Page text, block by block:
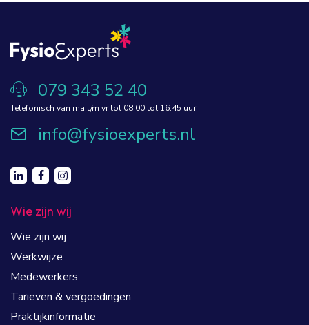
079 343 52 40
Telefonisch van ma t/m vr tot 08:00 tot 16:45 uur
info@fysioexperts.nl
Wie zijn wij
Wie zijn wij
Werkwijze
Medewerkers
Tarieven & vergoedingen
Praktijkinformatie